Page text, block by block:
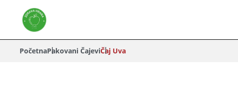
PočetnaPakovani ČajeviČaj Uva